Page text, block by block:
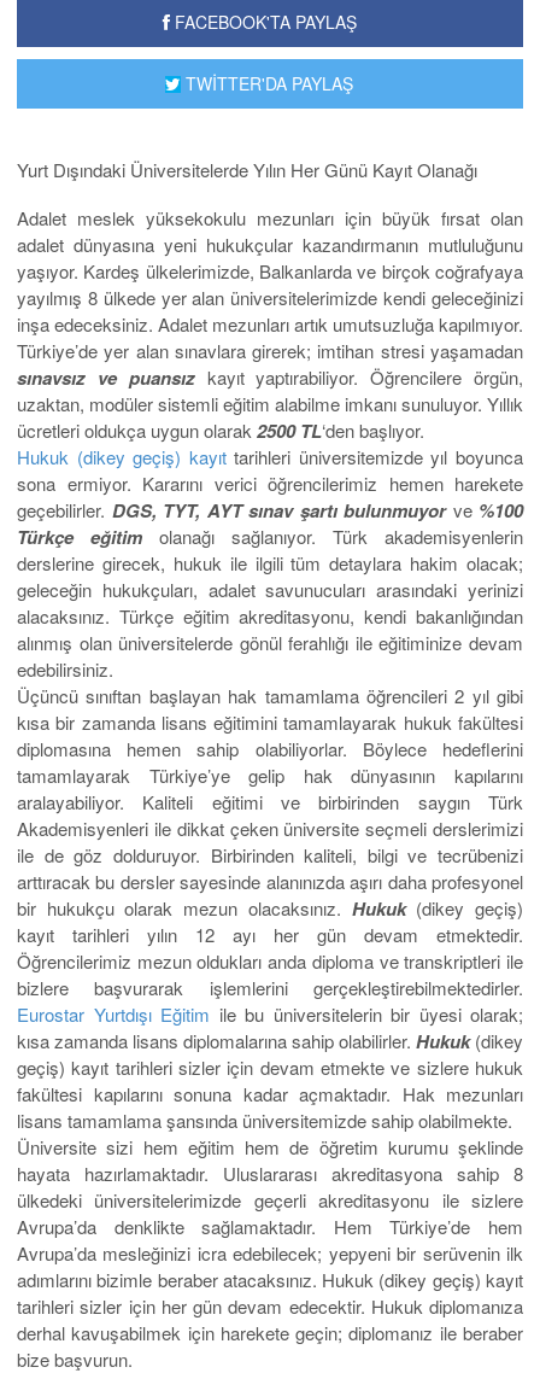
FACEBOOK'TA PAYLAŞ
TWİTTER'DA PAYLAŞ
Yurt Dışındaki Üniversitelerde Yılın Her Günü Kayıt Olanağı
Adalet meslek yüksekokulu mezunları için büyük fırsat olan
adalet dünyasına yeni hukukçular kazandırmanın mutluluğunu
yaşıyor. Kardeş ülkelerimizde, Balkanlarda ve birçok coğrafyaya
yayılmış 8 ülkede yer alan üniversitelerimizde kendi geleceğinizi
inşa edeceksiniz. Adalet mezunları artık umutsuzluğa kapılmıyor.
Türkiye’de yer alan sınavlara girerek; imtihan stresi yaşamadan
sınavsız ve puansızkayıt yaptırabiliyor. Öğrencilere örgün,
uzaktan, modüler sistemli eğitim alabilme imkanı sunuluyor. Yıllık
ücretleri oldukça uygun olarak 2500 TL‘den başlıyor.
Hukuk (dikey geçiş) kayıttarihleri üniversitemizde yıl boyunca
sona ermiyor. Kararını verici öğrencilerimiz hemen harekete
geçebilirler. DGS, TYT, AYT sınav şartı bulunmuyor ve %100
Türkçe eğitim olanağı sağlanıyor. Türk akademisyenlerin
derslerine girecek, hukuk ile ilgili tüm detaylara hakim olacak;
geleceğin hukukçuları, adalet savunucuları arasındaki yerinizi
alacaksınız. Türkçe eğitim akreditasyonu, kendi bakanlığından
alınmış olan üniversitelerde gönül ferahlığı ile eğitiminize devam
edebilirsiniz.
Üçüncü sınıftan başlayan hak tamamlama öğrencileri 2 yıl gibi
kısa bir zamanda lisans eğitimini tamamlayarak hukuk fakültesi
diplomasına hemen sahip olabiliyorlar. Böylece hedeflerini
tamamlayarak Türkiye’ye gelip hak dünyasının kapılarını
aralayabiliyor. Kaliteli eğitimi ve birbirinden saygın Türk
Akademisyenleri ile dikkat çeken üniversite seçmeli derslerimizi
ile de göz dolduruyor. Birbirinden kaliteli, bilgi ve tecrübenizi
arttıracak bu dersler sayesinde alanınızda aşırı daha profesyonel
bir hukukçu olarak mezun olacaksınız. Hukuk(dikey geçiş)
kayıt tarihleri yılın 12 ayı her gün devam etmektedir.
Öğrencilerimiz mezun oldukları anda diploma ve transkriptleri ile
bizlere başvurarak işlemlerini gerçekleştirebilmektedirler.
Eurostar Yurtdışı Eğitim ile bu üniversitelerin bir üyesi olarak;
kısa zamanda lisans diplomalarına sahip olabilirler. Hukuk(dikey
geçiş) kayıt tarihleri sizler için devam etmekte ve sizlere hukuk
fakültesi kapılarını sonuna kadar açmaktadır. Hak mezunları
lisans tamamlama şansında üniversitemizde sahip olabilmekte.
Üniversite sizi hem eğitim hem de öğretim kurumu şeklinde
hayata hazırlamaktadır. Uluslararası akreditasyona sahip 8
ülkedeki üniversitelerimizde geçerli akreditasyonu ile sizlere
Avrupa’da denklikte sağlamaktadır. Hem Türkiye’de hem
Avrupa’da mesleğinizi icra edebilecek; yepyeni bir serüvenin ilk
adımlarını bizimle beraber atacaksınız. Hukuk (dikey geçiş) kayıt
tarihleri sizler için her gün devam edecektir. Hukuk diplomanıza
derhal kavuşabilmek için harekete geçin; diplomanız ile beraber
bize başvurun.